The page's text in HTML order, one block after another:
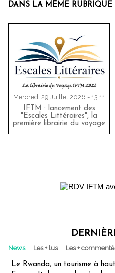
DANS LA MÊME RUBRIQUE
Mercredi 29 Juillet 2026 - 13:11
IFTM : lancement des
"Escales Littéraires", la
première librairie du voyage
News Les + lus Les +
Le Rwanda, un tourisme à